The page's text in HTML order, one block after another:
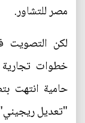
مصر للتشاور.
لكن التصويت
خطوات تجارية
"تعديل ريجيني"